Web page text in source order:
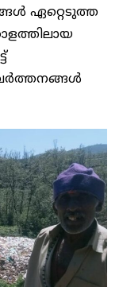
ഏറ്റെടുത്ത